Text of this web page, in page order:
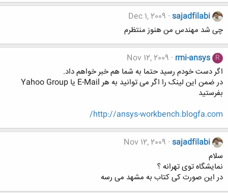
sajadfilabi
Dec 1, 2009
چی شد مهندس من هنوز منتظرم
R
rmi-ansys
Nov 12, 2009
اگر دست خودم رسید حتما به شما هم خبر خواهم داد.
در ضمن این لینک را اگر می توانید به هر E-Mail یا Yahoo Group
بفرستید
http://ansys-workbench.blogfa.com/
sajadfilabi
Nov 12, 2009
سلام
نمایشگاه توی تهرانه ؟
در این صورت کی کتاب به مشهد می رسه